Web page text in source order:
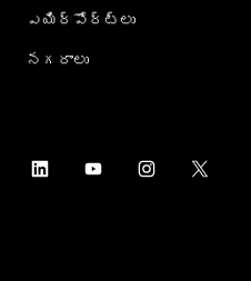
ఎయిర్؜పోర్ట్؜లు
నగరాలు